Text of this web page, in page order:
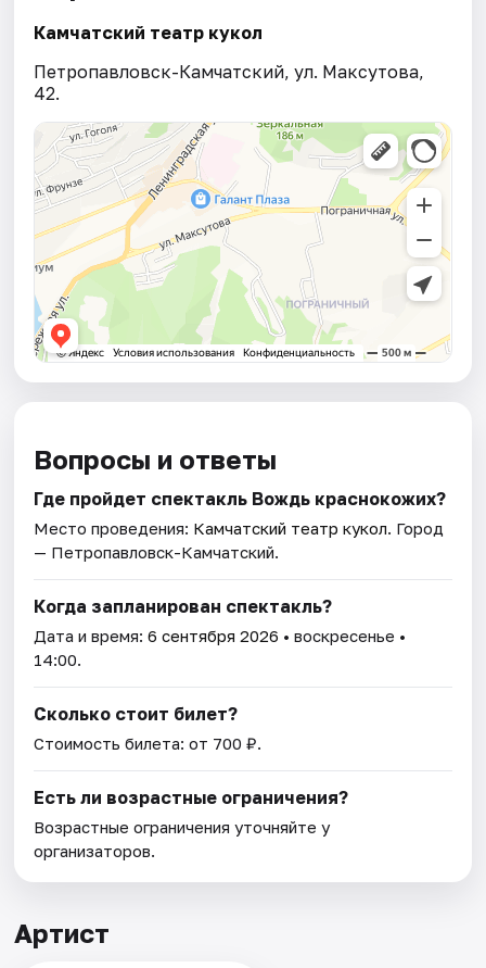
Камчатский театр кукол
Петропавловск-Камчатский, ул. Максутова,
42.
Вопросы и ответы
Где пройдет спектакль Вождь краснокожих?
Место проведения: Камчатский театр кукол. Город
— Петропавловск-Камчатский.
Когда запланирован спектакль?
Дата и время:6 сентября 2026 • воскресенье •
14:00.
Сколько стоит билет?
Стоимость билета: от 700 ₽.
Есть ли возрастные ограничения?
Возрастные ограничения уточняйте у
организаторов.
Артист